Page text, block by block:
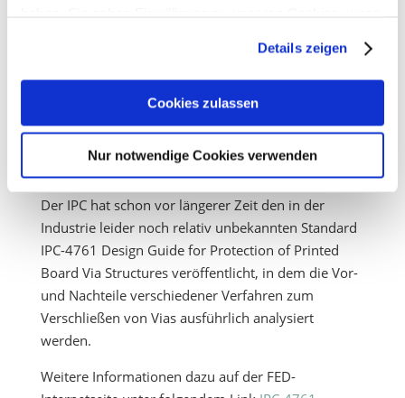
Erfahren Sie in unsererDatenschutzerklärungmehr
darüber, wer wir sind, wie Sie uns kontaktieren können
und wie wir personenbezogene Daten verarbeiten.
Sie können Ihre Einwilligung jederzeit von derCookie-
Details zeigen
Cookies zulassen
Nur notwendige Cookies verwenden
Starke Porenbildung (Voids) in Lötstellen
Aufgrund dieser vielfältigen Risiken sollten daher
Durchkontaktierungen in SMD-Anschlußflächen
grundsätzlich gefüllt und mit einer lötbaren
Endmetalliserung versehen sein.
Der IPC hat schon vor längerer Zeit den in der
Industrie leider noch relativ unbekannten Standard
IPC-4761 Design Guide for Protection of Printed
Board Via Structures veröffentlicht, in dem die Vor-
und Nachteile verschiedener Verfahren zum
Verschließen von Vias ausführlich analysiert
werden.
Weitere Informationen dazu auf der FED-